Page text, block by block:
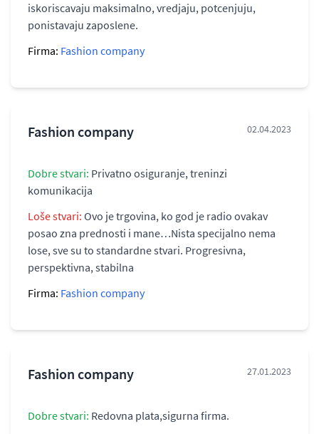
iskoriscavaju maksimalno, vredjaju, potcenjuju,
ponistavaju zaposlene.
Firma: Fashion company
Fashion company 02.04.2023
Dobre stvari: Privatno osiguranje, treninzi
komunikacija
Loše stvari: Ovo je trgovina, ko god je radio ovakav
posao zna prednosti i mane…Nista specijalno nema
lose, sve su to standardne stvari. Progresivna,
perspektivna, stabilna
Firma: Fashion company
Fashion company 27.01.2023
Dobre stvari: Redovna plata,sigurna firma.